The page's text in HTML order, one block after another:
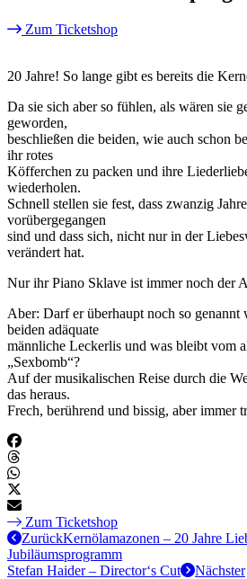
Zum Ticketshop
20 Jahre! So lange gibt es bereits die
Da sie sich aber so fühlen, als wären sie
geworden,
beschließen die beiden, wie auch schon
ihr rotes
Köfferchen zu packen und ihre
wiederholen.
Schnell stellen sie fest, dass zwanzig
vorübergegangen
sind und dass sich, nicht nur in der
verändert hat.
Nur ihr Piano Sklave ist immer noch der
Aber: Darf er überhaupt noch so genannt
beiden adäquate
männliche Leckerlis und was bleibt vom
„Sexbomb“?
Auf der musikalischen Reise durch die
das heraus.
Frech, berührend und bissig, aber immer
Zum Ticketshop
ZurückKernölamazonen – 20 Jahre
Jubiläumsprogramm
Stefan Haider – Director‘s Cut
Nächster